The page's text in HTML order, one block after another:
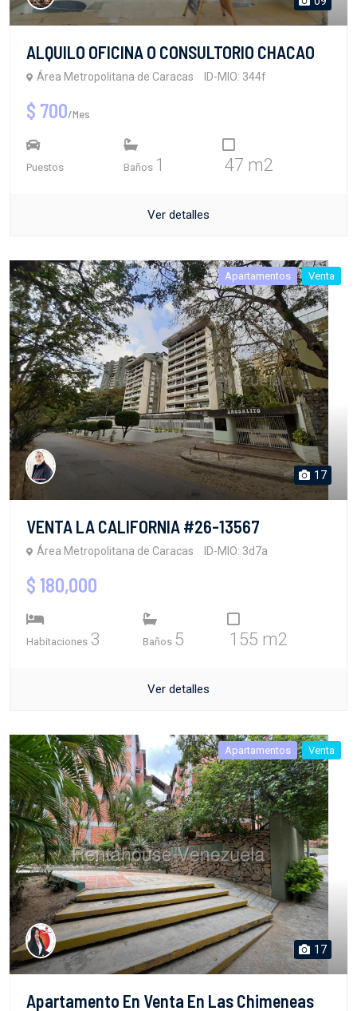
ALQUILO OFICINA O CONSULTORIO CHACAO
Área Metropolitana de Caracas ID-MIO: 344f
$ 700/Mes
Puestos Baños 1 47 m2
Ver detalles
Apartamentos Venta
17
VENTA LA CALIFORNIA #26-13567
Área Metropolitana de Caracas ID-MIO: 3d7a
$ 180,000
Habitaciones 3 Baños 5 155 m2
Ver detalles
Apartamentos Venta
17
Apartamento En Venta En Las Chimeneas